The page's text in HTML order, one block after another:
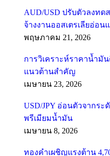
AUD/USD ปรับตัวลงทด
จ้างงานออสเตรเลียอ่อน
พฤษภาคม 21, 2026
การวิเคราะห์ราคาน้ำมั
แนวต้านสำคัญ
เมษายน 23, 2026
USD/JPY อ่อนตัวจากระ
พรีเมียมน้ำมัน
เมษายน 8, 2026
ทองคำเผชิญแรงต้าน